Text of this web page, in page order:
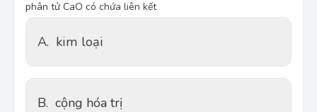
phân tử CaO có chứa liên kết
A. kim loại
B. cộng hóa trị